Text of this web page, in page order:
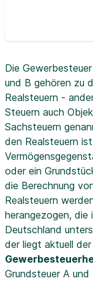
Die
und B gehören zu
Realsteuern -
Steuern auch
Sachsteuern
den Realsteuern
oder ein
die Berechnung
Realsteuern
herangezogen, die
Deutschland
der liegt aktuell der
Grundsteuer A